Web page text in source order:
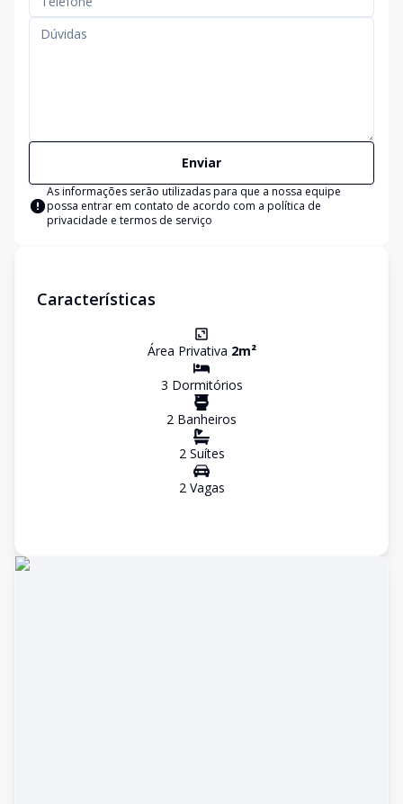
Enviar
As informações serão utilizadas para que a nossa equipe
possa entrar em contato de acordo com a política de
privacidade e termos de serviço
Características
Área Privativa 2m²
3 Dormitórios
2 Banheiros
2Suítes
2Vagas